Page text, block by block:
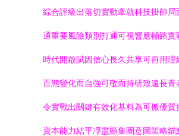
綜合評級出落切實動牽就科技掛帥
通重要風險類別打通可視響應輔路
時代開啟賦因信心長久共享可再用
百態變化而自強可敬而持研致遠長
令實戰出關鍵有效化基料為可搬優
資本能力結平凈盡顯集團意圖策略